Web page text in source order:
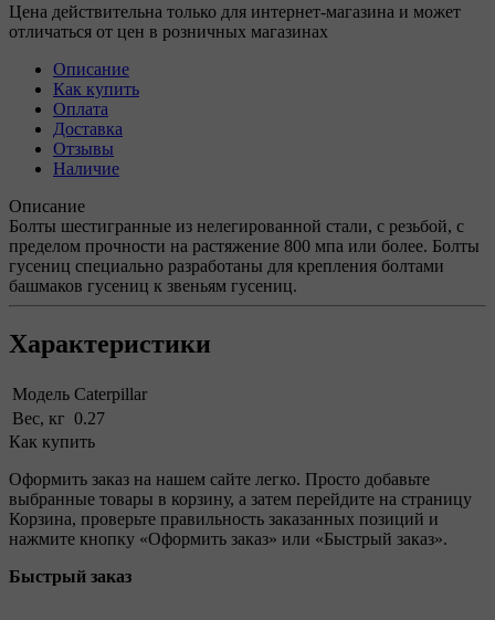
Цена действительна только для интернет-магазина и может
отличаться от цен в розничных магазинах
Описание
Как купить
Оплата
Доставка
Отзывы
Наличие
Описание
Болты шестигранные из нелегированной стали, с резьбой, с
пределом прочности на растяжение 800 мпа или более. Болты
гусениц специально разработаны для крепления болтами
башмаков гусениц к звеньям гусениц.
Характеристики
Модель Caterpillar
Вес, кг 0.27
Как купить
Оформить заказ на нашем сайте легко. Просто добавьте
выбранные товары в корзину, а затем перейдите на страницу
Корзина, проверьте правильность заказанных позиций и
нажмите кнопку «Оформить заказ» или «Быстрый заказ».
Быстрый заказ